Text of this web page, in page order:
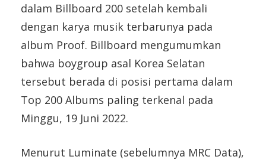
dalam Billboard 200 setelah kembali
dengan karya musik terbarunya pada
album Proof. Billboard mengumumkan
bahwa boygroup asal Korea Selatan
tersebut berada di posisi pertama dalam
Top 200 Albums paling terkenal pada
Minggu, 19 Juni 2022.
Menurut Luminate (sebelumnya MRC Data),